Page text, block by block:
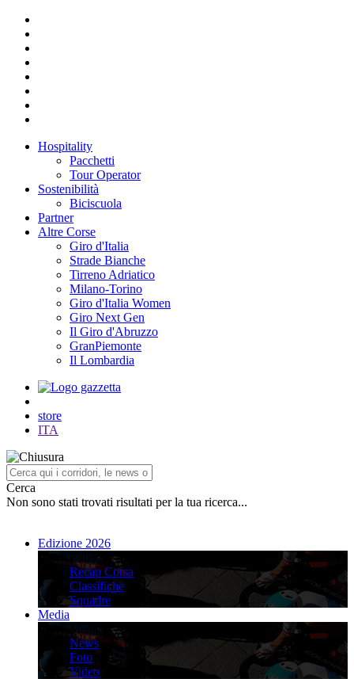
Hospitality
Pacchetti
Tour Operator
Sostenibilità
Biciscuola
Partner
Altre Corse
Giro d'Italia
Strade Bianche
Tirreno Adriatico
Milano-Torino
Giro d'Italia Women
Giro Next Gen
Il Giro d'Abruzzo
GranPiemonte
Il Lombardia
store
ITA
Cerca
Non sono stati trovati risultati per la tua ricerca...
Edizione 2026
Edizione 2026
Recap Corsa
Classifiche
Squadre
Media
Media
News
Foto
Video